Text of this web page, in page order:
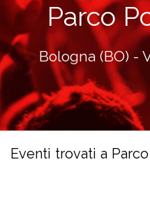
Parco
Bologna (BO) -
Eventi trovati a